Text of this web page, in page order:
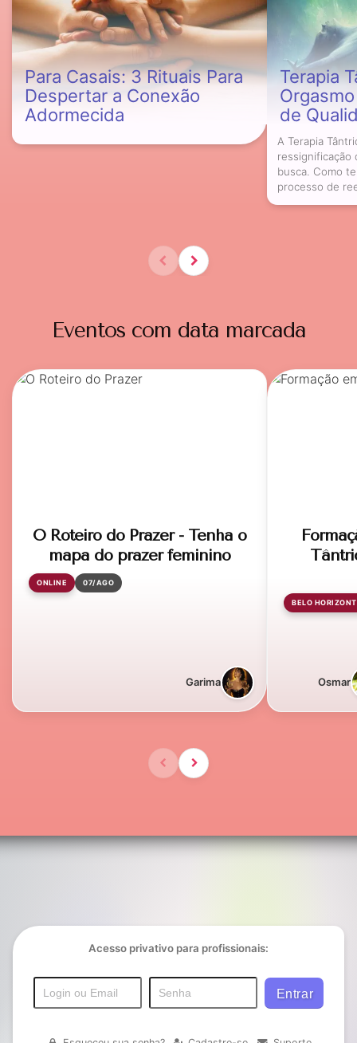
Para Casais: 3 Rituais Para
Despertar a Conexão
Adormecida
Terapia
de
A Terapia
ressignificação
busca. Como
processo de
Eventos com data marcada
O Roteiro do Prazer - Tenha o
mapa do prazer feminino
ONLINE 07/AGO
Garima
BELO
Osmar
Acesso privativo para profissionais: